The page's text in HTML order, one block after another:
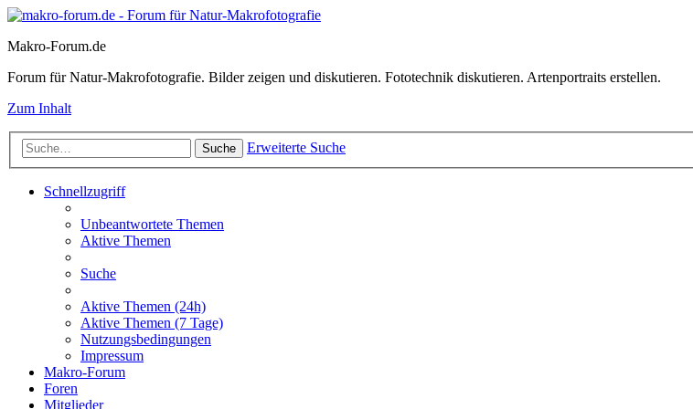
Makro-Forum.de
Forum für Natur-Makrofotografie. Bilder zeigen und diskutieren. Fototechnik diskutieren. Artenportraits erstellen.
Zum Inhalt
Suche Erweiterte Suche
Schnellzugriff
Unbeantwortete Themen
Aktive Themen
Suche
Aktive Themen (24h)
Aktive Themen (7 Tage)
Nutzungsbedingungen
Impressum
Makro-Forum
Foren
Mitglieder